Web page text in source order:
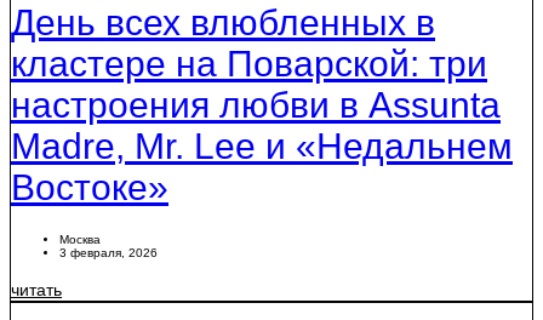
День всех влюбленных в
кластере на Поварской: три
настроения любви в Assunta
Madre, Mr. Lee и «Недальнем
Востоке»
Москва
3 февраля, 2026
читать